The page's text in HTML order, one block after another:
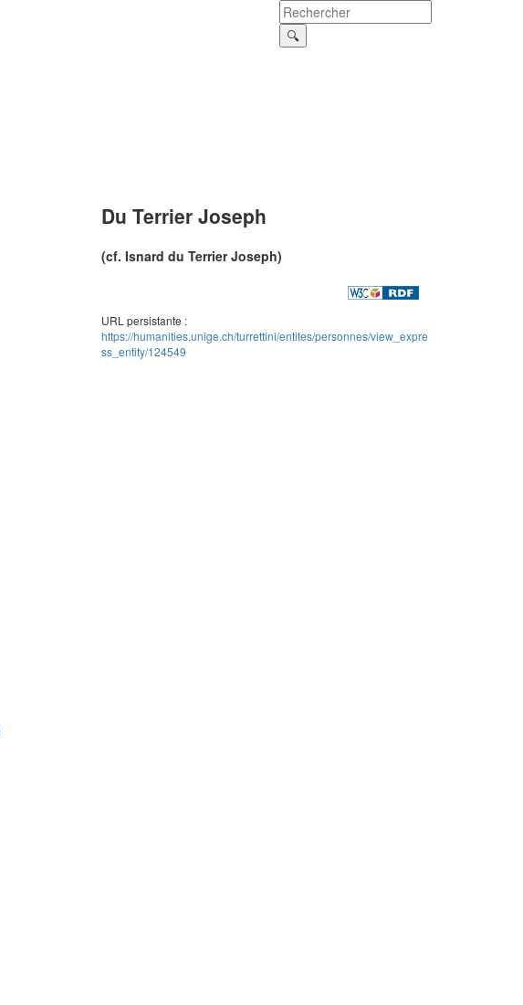
Du Terrier Joseph
(cf. Isnard du Terrier Joseph)
URL persistante :
https://humanities.unige.ch/turrettini/entites/personnes/view_expre
ss_entity/124549